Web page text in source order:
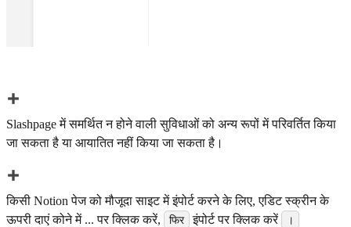
Slashpage में समर्थित न होने वाली सुविधाओं को अन्य रूपों में परिवर्तित किया
जा सकता है या आयातित नहीं किया जा सकता है।
किसी Notion पेज को मौजूदा साइट में इंपोर्ट करने के लिए, एडिट स्क्रीन के
ऊपरी दाएं कोने में ... पर क्लिक करें,
फिर इंपोर्ट पर क्लिक करें ।